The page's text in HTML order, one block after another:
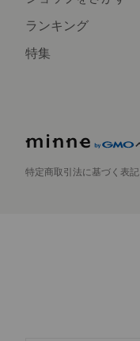
ランキング
特集
特定商取引法に基づく表記